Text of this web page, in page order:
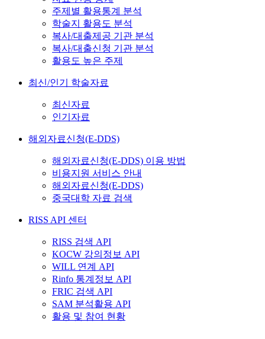
주제별 활용통계 분석
학술지 활용도 분석
복사/대출제공 기관 분석
복사/대출신청 기관 분석
활용도 높은 주제
최신/인기 학술자료
최신자료
인기자료
해외자료신청(E-DDS)
해외자료신청(E-DDS) 이용 방법
비용지원 서비스 안내
해외자료신청(E-DDS)
중국대학 자료 검색
RISS API 센터
RISS 검색 API
KOCW 강의정보 API
WILL 연계 API
Rinfo 통계정보 API
FRIC 검색 API
SAM 분석활용 API
활용 및 참여 현황